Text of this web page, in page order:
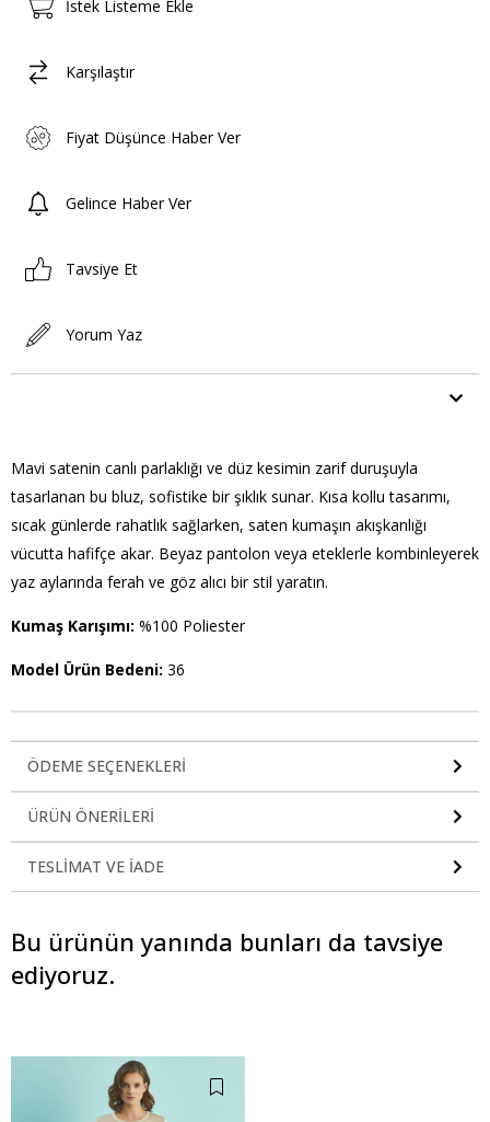
İstek Listeme Ekle
Karşılaştır
Fiyat Düşünce Haber Ver
Gelince Haber Ver
Tavsiye Et
Yorum Yaz
Mavi satenin canlı parlaklığı ve düz kesimin zarif duruşuyla
tasarlanan bu bluz, sofistike bir şıklık sunar. Kısa kollu tasarımı,
sıcak günlerde rahatlık sağlarken, saten kumaşın akışkanlığı
vücutta hafifçe akar. Beyaz pantolon veya eteklerle kombinleyerek
yaz aylarında ferah ve göz alıcı bir stil yaratın.
Kumaş Karışımı: %100 Poliester
Model Ürün Bedeni: 36
ÖDEME SEÇENEKLERI
ÜRÜN ÖNERILERI
TESLIMAT VE İADE
Bu ürünün yanında bunları da tavsiye
ediyoruz.